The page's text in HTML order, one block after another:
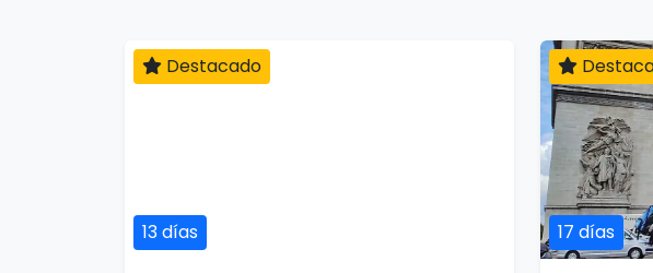
13 días
Destacado
17 días